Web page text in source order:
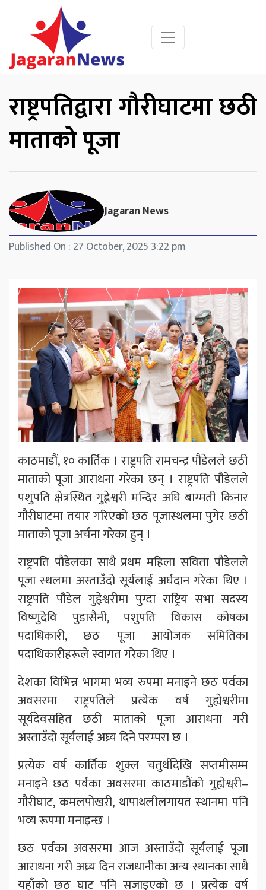
राष्ट्रपतिद्वारा गौरीघाटमा छठी
माताको पूजा
Jagaran News
Published On : 27 October, 2025 3:22 pm
काठमाडौं, १० कार्तिक । राष्ट्रपति रामचन्द्र पौडेलले छठी
माताको पूजा आराधना गरेका छन् । राष्ट्रपति पौडेलले
पशुपति क्षेत्रस्थित गुह्वेश्वरी मन्दिर अघि बाग्मती किनार
गौरीघाटमा तयार गरिएको छठ पूजास्थलमा पुगेर छठी
माताको पूजा अर्चना गरेका हुन् ।
राष्ट्रपति पौडेलका साथै प्रथम महिला सविता पौडेलले
पूजा स्थलमा अस्ताउँदो सूर्यलाई अर्घदान गरेका थिए ।
राष्ट्रपति पौडेल गुहृेश्वरीमा पुग्दा राष्ट्रिय सभा सदस्य
विष्णुदेवि पुडासैनी, पशुपति विकास कोषका
पदाधिकारी, छठ पूजा आयोजक समितिका
पदाधिकारीहरूले स्वागत गरेका थिए ।
देशका विभिन्न भागमा भव्य रुपमा मनाइने छठ पर्वका
अवसरमा राष्ट्रपतिले प्रत्येक वर्ष गुह्येश्वरीमा
सूर्यदेवसहित छठी माताको पूजा आराधना गरी
अस्ताउँदो सूर्यलाई अघ्र्य दिने परम्परा छ ।
प्रत्येक वर्ष कार्तिक शुक्ल चतुर्थीदेखि सप्तमीसम्म
मनाइने छठ पर्वका अवसरमा काठमाडौंको गुह्येश्वरी–
गौरीघाट, कमलपोखरी, थापाथलीलगायत स्थानमा पनि
भव्य रूपमा मनाइन्छ ।
छठ पर्वका अवसरमा आज अस्ताउँदो सूर्यलाई पूजा
आराधना गरी अघ्र्य दिन राजधानीका अन्य स्थानका साथै
यहाँको छठ घाट पनि सजाइएको छ । प्रत्येक वर्ष